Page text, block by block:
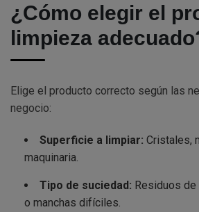
¿Cómo elegir el
limpieza
Elige el producto correcto según las
negocio:
Superficie a limpiar: Cristales,
maquinaria.
Tipo de suciedad: Residuos
o manchas difíciles.